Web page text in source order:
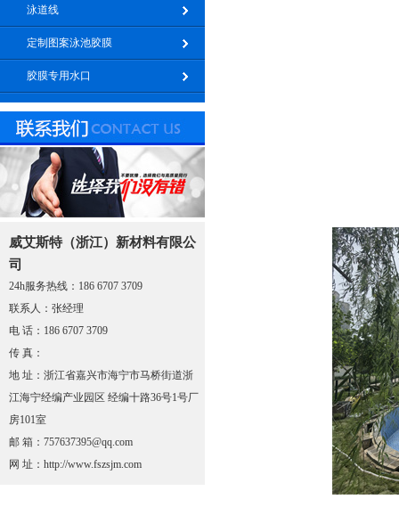
泳道线
定制图案泳池胶膜
胶膜专用水口
威艾斯特（浙江）新材料有限公
司
24h服务热线：186 6707 3709
联系人：张经理
电 话：186 6707 3709
传 真：
地 址：浙江省嘉兴市海宁市马桥街道浙
江海宁经编产业园区 经编十路36号1号厂
房101室
邮 箱：757637395@qq.com
网 址：http://www.fszsjm.com